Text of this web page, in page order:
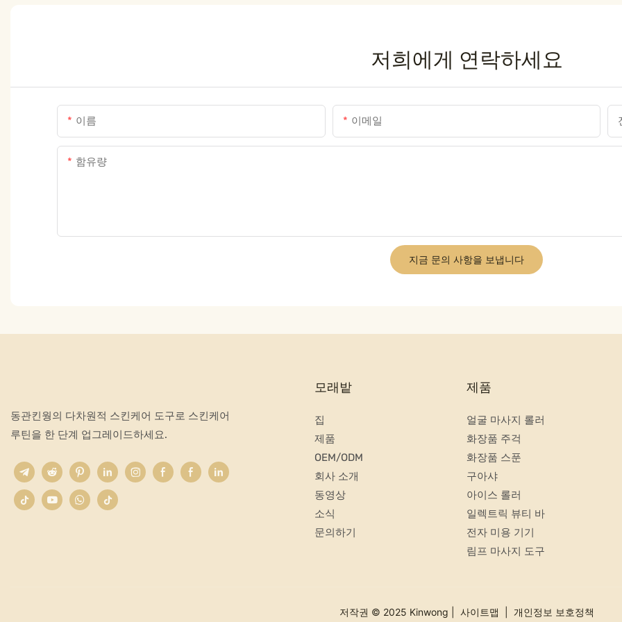
저희에게 연락하세요
이름 이메일
함유량
지금 문의 사항을 보냅니다
동관킨웡의 다차원적 스킨케어 도구로 스킨케어
루틴을 한 단계 업그레이드하세요.
모래밭
집
제품
OEM/ODM
회사 소개
동영상
소식
문의하기
제품
얼굴 마사지 롤러
화장품 주걱
화장품 스푼
구아샤
아이스 롤러
일렉트릭 뷰티 바
전자 미용 기기
림프 마사지 도구
저작권 © 2025 Kinwong | 사이트맵 개인정보 보호정책